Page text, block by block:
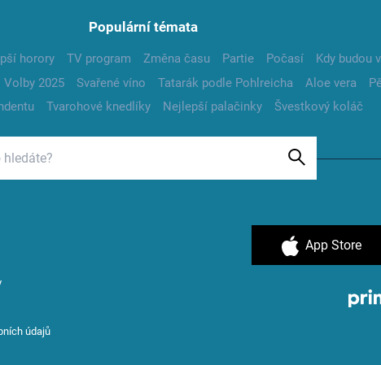
Populární témata
horory TV program Změna času Partie Počasí Kdy budou
Volby 2025 Svařené víno Tatarák podle Pohlreicha Aloe vera
Tvarohové knedlíky Nejlepší palačinky Švestkový koláč
údajů
App Store